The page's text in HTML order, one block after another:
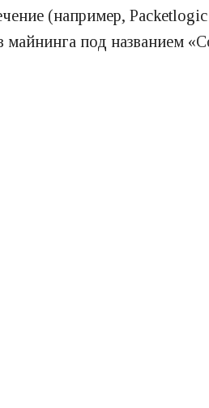
(например,
под названием